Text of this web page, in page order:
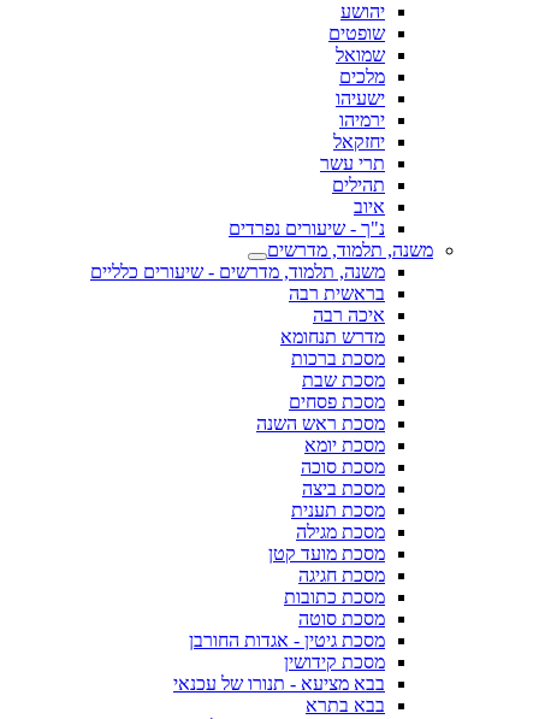
יהושע
שופטים
שמואל
מלכים
ישעיהו
ירמיהו
יחזקאל
תרי עשר
תהילים
איוב
נ"ך - שיעורים נפרדים
משנה, תלמוד, מדרשים
משנה, תלמוד, מדרשים - שיעורים כלליים
בראשית רבה
איכה רבה
מדרש תנחומא
מסכת ברכות
מסכת שבת
מסכת פסחים
מסכת ראש השנה
מסכת יומא
מסכת סוכה
מסכת ביצה
מסכת תענית
מסכת מגילה
מסכת מועד קטן
מסכת חגיגה
מסכת כתובות
מסכת סוטה
מסכת גיטין - אגדות החורבן
מסכת קידושין
בבא מציעא - תנורו של עכנאי
בבא בתרא